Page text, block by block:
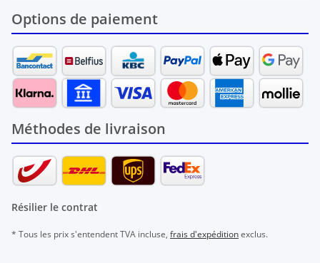
Options de paiement
Méthodes de livraison
Résilier le contrat
* Tous les prix s'entendent TVA incluse, frais d'expéditionexclus.